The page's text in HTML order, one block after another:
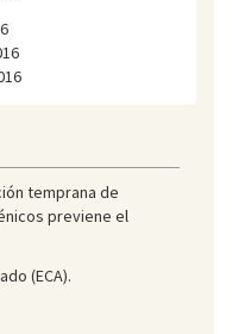
temprana de
previene el
(ECA).